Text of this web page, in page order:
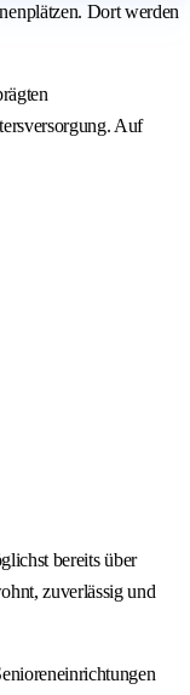
Dort werden
Auf
bereits über
zuverlässig und